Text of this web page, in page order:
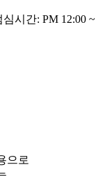
시간: PM 12:00 ~
으로